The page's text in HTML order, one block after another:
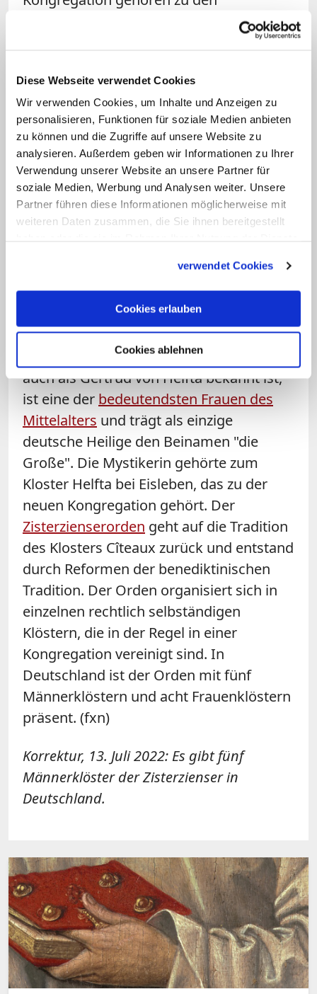
Diese Webseite verwendet Cookies
Wir verwenden Cookies, um Inhalte und Anzeigen zu
personalisieren, Funktionen für soziale Medien anbieten
zu können und die Zugriffe auf unsere Website zu
analysieren. Außerdem geben wir Informationen zu Ihrer
Verwendung unserer Website an unsere Partner für
soziale Medien, Werbung und Analysen weiter. Unsere
Partner führen diese Informationen möglicherweise mit
weiteren Daten zusammen, die Sie ihnen bereitgestellt
verwendet Cookies
Cookies erlauben
Cookies ablehnen
Deutschlands. Das vor 1234 gegründete
sächsischen Oberlausitz ist das älteste
ununterbrochen bestehende
Frauenkloster des Ordens in
Deutschland. Auch Sankt Marienstern
besteht ununterbrochen seit 1248. Das
Kloster Helfta wurde 1229 gegründet,
1542 aufgehoben und erst 1999 wieder
besiedelt. Das ursprünglich 1145 durch
Kloster Langwaden wurde erst 1964
zisterziensisch, als es nach seiner
Aufhebung 1802 wieder besiedelt wurde.
Gertrud die Große (1256-1301/1302)
auch als Gertrud von Helfta bekannt ist,
ist eine der bedeutendsten Frauen des
Mittelalters und trägt als einzige
deutsche Heilige den Beinamen "die
Große". Die Mystikerin gehörte zum
Kloster Helfta bei Eisleben, das zu der
neuen Kongregation gehört. Der
Zisterzienserorden geht auf die Tradition
des Klosters Cîteaux zurück und entstand
durch Reformen der benediktinischen
Tradition. Der Orden organisiert sich in
einzelnen rechtlich selbständigen
Klöstern, die in der Regel in einer
Kongregation vereinigt sind. In
Deutschland ist der Orden mit fünf
Männerklöstern und acht Frauenklöstern
präsent. (fxn)
Korrektur, 13. Juli 2022: Es gibt fünf
Männerklöster der Zisterzienser in
Deutschland.